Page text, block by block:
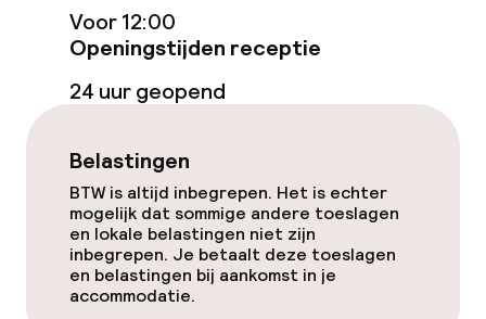
Stoombad
Fitnessruimte / gym
Entertainment
Gratis wifi
Voor 12:00
Openingstijden receptie
24 uur geopend
Belastingen
BTW is altijd inbegrepen. Het is echter
mogelijk dat sommige andere toeslagen
en lokale belastingen niet zijn
inbegrepen. Je betaalt deze toeslagen
en belastingen bij aankomst in je
accommodatie.